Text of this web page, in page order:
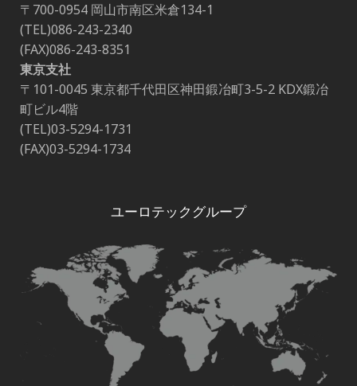
〒700-0954 岡山市南区米倉134-1
(TEL)086-243-2340
(FAX)086-243-8351
東京支社
〒101-0045 東京都千代田区神田鍛冶町3-5-2 KDX鍛冶
町ビル4階
(TEL)03-5294-1731
(FAX)03-5294-1734
ユーロテックグループ